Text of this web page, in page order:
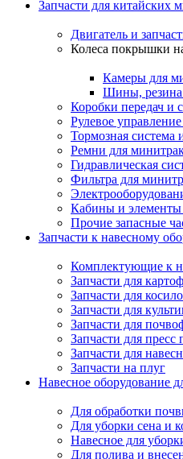
Запчасти для китайских
Двигатель и
Колеса покрышки
Камеры для
Шины, резина
Коробки передач и
Рулевое
Тормозная система
Ремни для
Гидравлическая
Фильтра для
Кабины и элементы
Прочие запасные
Запчасти к навесному
Комплектующие к
Запчасти для
Запчасти для
Запчасти для
Запчасти для
Запчасти для
Запчасти для
Запчасти на плуг
Навесное оборудование
Для обработки
Для уборки сена и
Навесное для
Для полива и